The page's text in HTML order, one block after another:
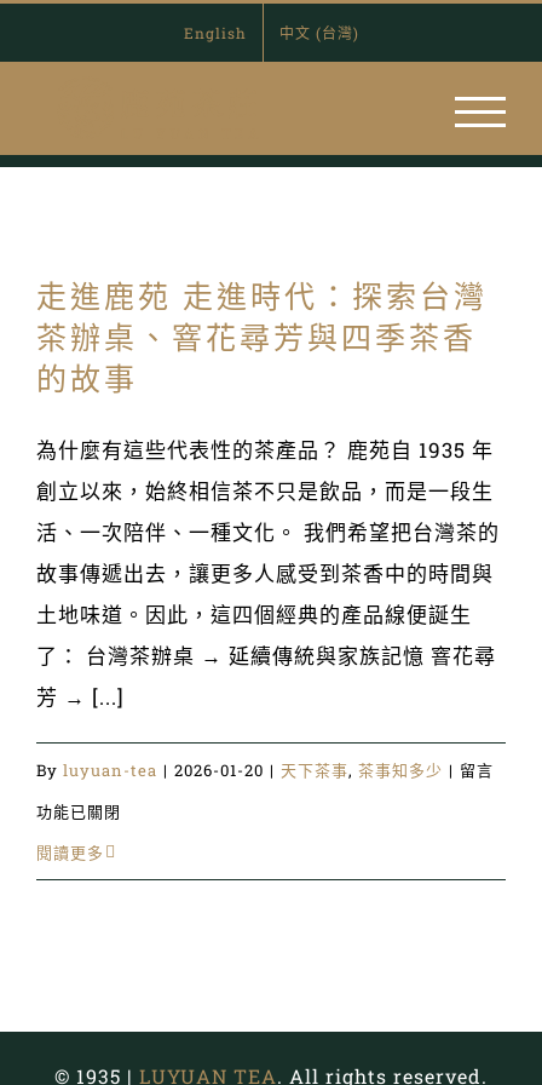
to
English 中文 (台灣)
走進鹿苑 走進時代：探索台灣
茶辦桌、窨花尋芳與四季茶香
的故事
為什麼有這些代表性的茶產品？ 鹿苑自 1935 年
創立以來，始終相信茶不只是飲品，而是一段生
活、一次陪伴、一種文化。 我們希望把台灣茶的
故事傳遞出去，讓更多人感受到茶香中的時間與
土地味道。因此，這四個經典的產品線便誕生
了： 台灣茶辦桌 → 延續傳統與家族記憶 窨花尋
芳 → [...]
By luyuan-tea | 2026-01-20 | 天下茶事, 茶事知多少 | 在
留言
功能已關閉
閱讀更多
© 1935 | LUYUAN TEA. All rights reserved.